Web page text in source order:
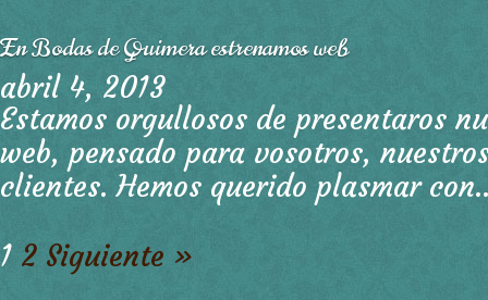
En Bodas de Quimera estrenamos web
abril 4, 2013
Estamos orgullosos de presentaros
web, pensado para vosotros,
clientes. Hemos querido plasmar
1 2 Siguiente »